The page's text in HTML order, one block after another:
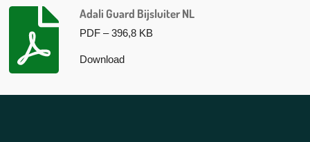
Adali Guard Bijsluiter NL
PDF – 396,8 KB
Download